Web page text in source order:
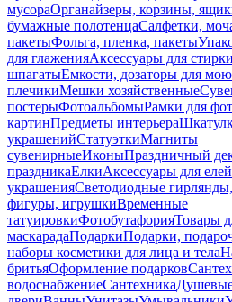
мусораОрганайзеры, корзины,
бумажные полотенцаСалфетки,
пакетыФольга, пленка, пакеты
для глаженияАксессуары для стирки
шпагатыЕмкости, дозаторы для
плечикиМешки хозяйственные
постерыФотоальбомыРамки для
картинПредметы интерьера
украшенийСтатуэткиМагниты
сувенирныеИконыПраздничный
праздникаЕлкиАксессуары для
украшенияСветодиодные
фигуры, игрушкиВременные
татуировкиФотобутафорияТовары
маскарадаПодаркиПодарки,
наборы косметики для лица и тела
бритьяОформление подарков
водоснабжениеСантехника